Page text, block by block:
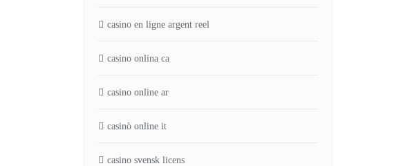
casino en ligne argent reel
casino onlina ca
casino online ar
casinò online it
casino svensk licens